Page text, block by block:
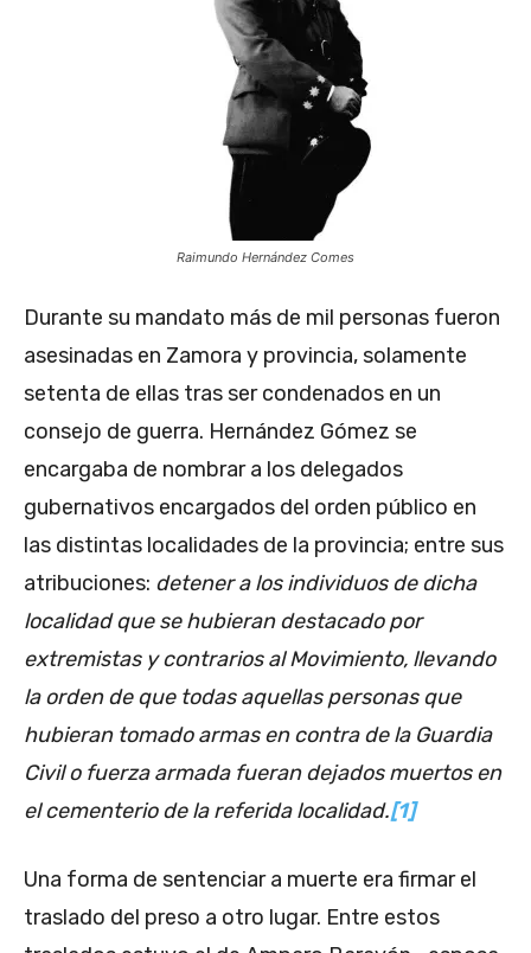
Raimundo Hernández Comes
Durante su mandato más de mil personas fueron
asesinadas en Zamora y provincia, solamente
setenta de ellas tras ser condenados en un
consejo de guerra. Hernández Gómez se
encargaba de nombrar a los delegados
gubernativos encargados del orden público en
las distintas localidades de la provincia; entre sus
atribuciones: detener a los individuos de dicha
localidad que se hubieran destacado por
extremistas y contrarios al Movimiento, llevando
la orden de que todas aquellas personas que
hubieran tomado armas en contra de la Guardia
Civil o fuerza armada fueran dejados muertos en
el cementerio de la referida localidad.[1]
Una forma de sentenciar a muerte era firmar el
traslado del preso a otro lugar. Entre estos